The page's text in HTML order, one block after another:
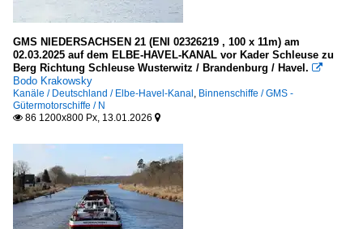
GMS NIEDERSACHSEN 21 (ENI 02326219 , 100 x 11m) am
02.03.2025 auf dem ELBE-HAVEL-KANAL vor Kader Schleuse zu
Berg Richtung Schleuse Wusterwitz / Brandenburg / Havel. 
Bodo Krakowsky
Kanäle / Deutschland / Elbe-Havel-Kanal Binnenschiffe / GMS -
Gütermotorschiffe / N
 86 1200x800 Px, 13.01.2026 